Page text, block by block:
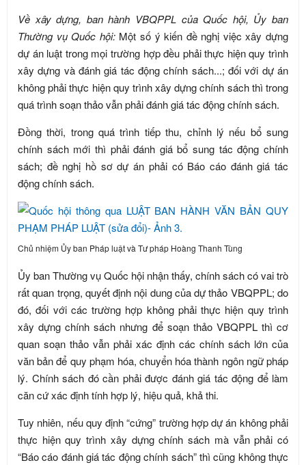
Về xây dựng, ban hành VBQPPL của Quốc hội, Ủy ban
Thường vụ Quốc hội:Một số ý kiến đề nghị việc xây dựng
dự án luật trong mọi trường hợp đều phải thực hiện quy trình
xây dựng và đánh giá tác động chính sách...; đối với dự án
không phải thực hiện quy trình xây dựng chính sách thì trong
quá trình soạn thảo vẫn phải đánh giá tác động chính sách.
Đồng thời, trong quá trình tiếp thu, chỉnh lý nếu bổ sung
chính sách mới thì phải đánh giá bổ sung tác động chính
sách; đề nghị hồ sơ dự án phải có Báo cáo đánh giá tác
động chính sách.
Chủ nhiệm Ủy ban Pháp luật và Tư pháp Hoàng Thanh Tùng
Ủy ban Thường vụ Quốc hội nhận thấy, chính sách có vai trò
rất quan trọng, quyết định nội dung của dự thảo VBQPPL; do
đó, đối với các trường hợp không phải thực hiện quy trình
xây dựng chính sách nhưng để soạn thảo VBQPPL thì cơ
quan soạn thảo vẫn phải xác định các chính sách lớn của
văn bản để quy phạm hóa, chuyển hóa thành ngôn ngữ pháp
lý. Chính sách đó cần phải được đánh giá tác động để làm
căn cứ xác định tính hợp lý, hiệu quả, khả thi.
Tuy nhiên, nếu quy định “cứng” trường hợp dự án không phải
thực hiện quy trình xây dựng chính sách mà vẫn phải có
“Báo cáo đánh giá tác động chính sách” thì cũng không thực